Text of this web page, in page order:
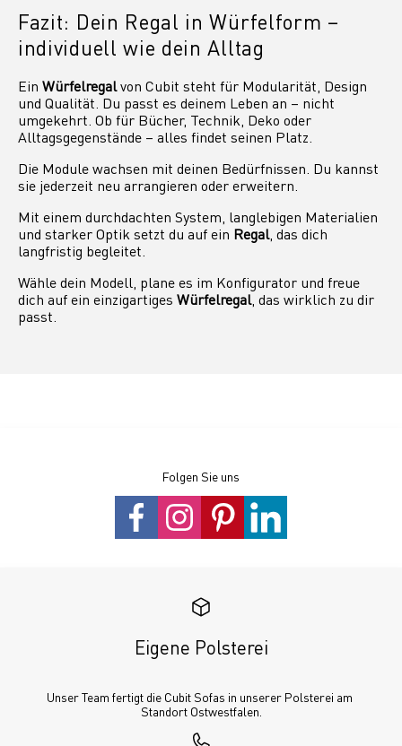
Fazit: Dein Regal in Würfelform –
individuell wie dein Alltag
Ein Würfelregalvon Cubit steht für Modularität, Design
und Qualität. Du passt es deinem Leben an – nicht
umgekehrt. Ob für Bücher, Technik, Deko oder
Alltagsgegenstände – alles findet seinen Platz.
Die Module wachsen mit deinen Bedürfnissen. Du kannst
sie jederzeit neu arrangieren oder erweitern.
Mit einem durchdachten System, langlebigen Materialien
und starker Optik setzt du auf ein Regal, das dich
langfristig begleitet.
Wähle dein Modell, plane es im Konfigurator und freue
dich auf ein einzigartiges Würfelregal, das wirklich zu dir
passt.
Folgen Sie uns
Eigene Polsterei
Unser Team fertigt die Cubit Sofas in unserer Polsterei am
Standort Ostwestfalen.